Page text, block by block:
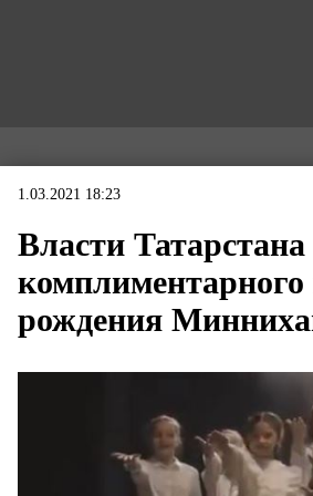
1.03.2021 18:23
Власти
рождения